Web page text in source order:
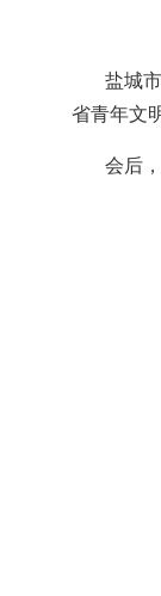
盐城
省青年文
会后